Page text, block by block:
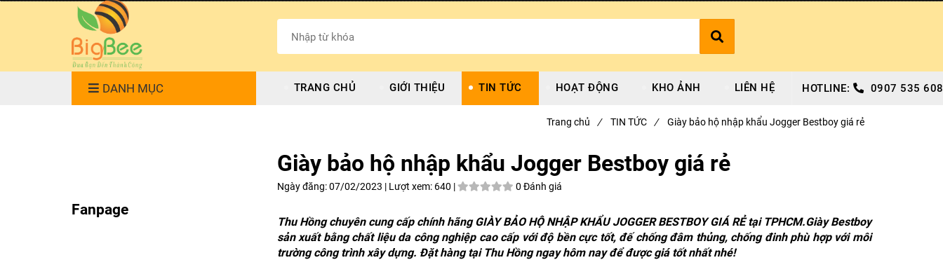
DANH MỤC TRANG CHỦ GIỚI THIỆU TIN TỨC HOẠT ĐỘNG KHO ẢNH LIÊN HỆ HOTLINE: 0907 535
Trang chủ / TIN TỨC / Giày bảo hộ nhập khẩu Jogger Bestboy giá rẻ
Giày bảo hộ nhập khẩu Jogger Bestboy giá rẻ
Ngày đăng:07/02/2023 | Lượt xem: 640 | 0 Đánh giá
Thu Hồng chuyên cung cấp chính hãng GIÀY BẢO HỘ NHẬP KHẨU JOGGER BESTBOY GIÁ RẺ tại TPHCM.Giày Bestboy
sản xuất bằng chất liệu da công nghiệp cao cấp với độ bền cực tốt, đế chống đâm thủng, chống đinh phù hợp với môi
trường công trình xây dựng. Đặt hàng tại Thu Hồng ngay hôm nay để được giá tốt nhất nhé!
Fanpage